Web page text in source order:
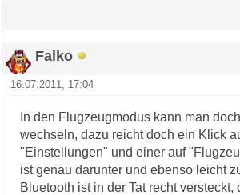
Falko
16.07.2011, 17:04
In den Flugzeugmodus kann man
wechseln, dazu reicht doch ein Klick
"Einstellungen" und einer auf
ist genau darunter und ebenso leicht
Bluetooth ist in der Tat recht versteckt,